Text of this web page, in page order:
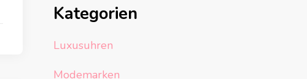
Kategorien
Luxusuhren
Modemarken